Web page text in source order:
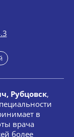
Рубцовск,
в
врача
более